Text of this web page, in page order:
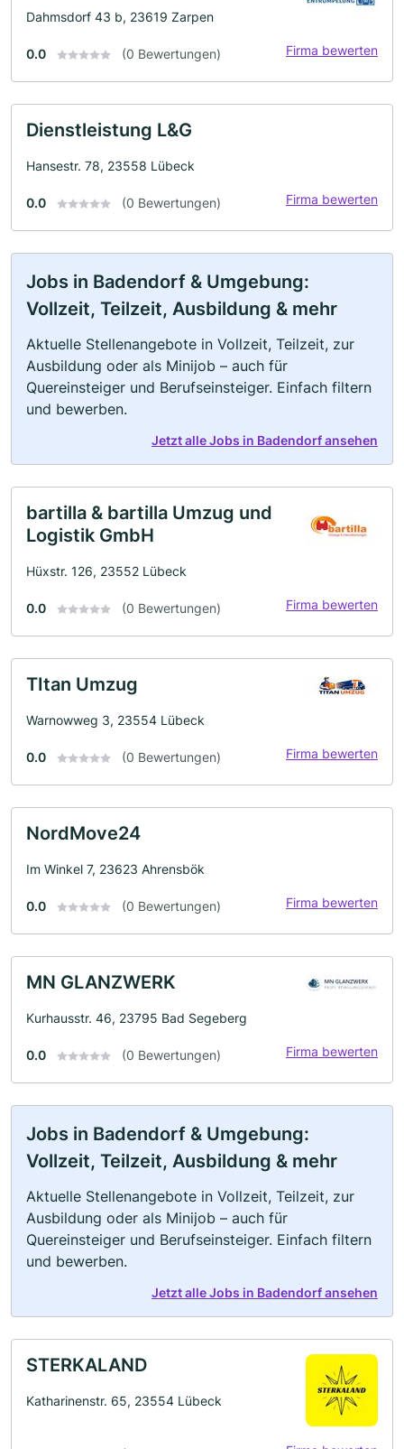
Dahmsdorf 43 b, 23619 Zarpen
0.0 (0 Bewertungen) Firma bewerten
Dienstleistung L&G
Hansestr. 78, 23558 Lübeck
0.0 (0 Bewertungen) Firma bewerten
Jobs in Badendorf & Umgebung:
Vollzeit, Teilzeit, Ausbildung & mehr
Aktuelle Stellenangebote in Vollzeit, Teilzeit, zur
Ausbildung oder als Minijob – auch für
Quereinsteiger und Berufseinsteiger. Einfach filtern
und bewerben.
Jetzt alle Jobs in Badendorf ansehen
bartilla & bartilla Umzug und
Logistik GmbH
Hüxstr. 126, 23552 Lübeck
0.0 (0 Bewertungen) Firma bewerten
TItan Umzug
Warnowweg 3, 23554 Lübeck
0.0 (0 Bewertungen) Firma bewerten
NordMove24
Im Winkel 7, 23623 Ahrensbök
0.0 (0 Bewertungen) Firma bewerten
MN GLANZWERK
Kurhausstr. 46, 23795 Bad Segeberg
0.0 (0 Bewertungen) Firma bewerten
Jobs in Badendorf & Umgebung:
Vollzeit, Teilzeit, Ausbildung & mehr
Aktuelle Stellenangebote in Vollzeit, Teilzeit, zur
Ausbildung oder als Minijob – auch für
Quereinsteiger und Berufseinsteiger. Einfach filtern
und bewerben.
Jetzt alle Jobs in Badendorf ansehen
STERKALAND
Katharinenstr. 65, 23554 Lübeck